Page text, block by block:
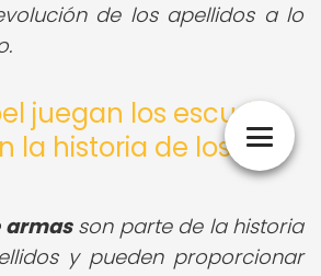
de los apellidos a lo
juegan los escudos
la historia de los
armasson parte de la historia
y pueden proporcionar